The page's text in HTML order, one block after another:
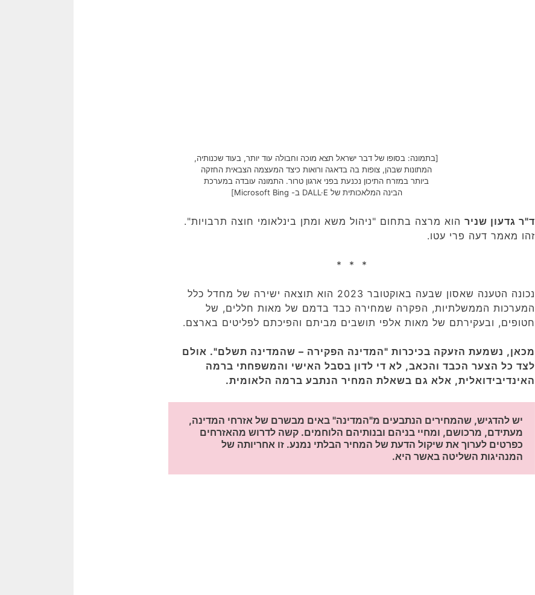
[בתמונה: בסופו של דבר ישראל תצא מוכה וחבולה עוד יותר, בעוד שכנותיה,
המתונות שבהן, צופות בה בדאגה ורואות כיצד המעצמה הצבאית החזקה
ביותר במזרח התיכון נכנעת בפני ארגון טרור. התמונה עובדה במערכת
הבינה המלאכותית של DALL·E ב- Microsoft Bing]
ד"ר גדעון שניר הוא מרצה בתחום "ניהול משא ומתן בינלאומי חוצה תרבויות".
זהו מאמר דעה פרי עטו.
* * *
נכונה הטענה שאסון שבעה באוקטובר 2023 הוא תוצאה ישירה של מחדל כלל
המערכות הממשלתיות, הפקרה שמחירה כבד בדמם של מאות חללים, של
חטופים, ובעקירתם של מאות אלפי תושבים מביתם והפיכתם לפליטים בארצם.
מכאן, נשמעת הזעקה בכיכרות "המדינה הפקירה – שהמדינה תשלם". אולם
לצד כל הצער הכבד והכאב, לא די לדון בסבל האישי והמשפחתי ברמה
האינדיבידואלית, אלא גם בשאלת המחיר הנתבע ברמה הלאומית.
המנהיגות השליטה באשר היא.